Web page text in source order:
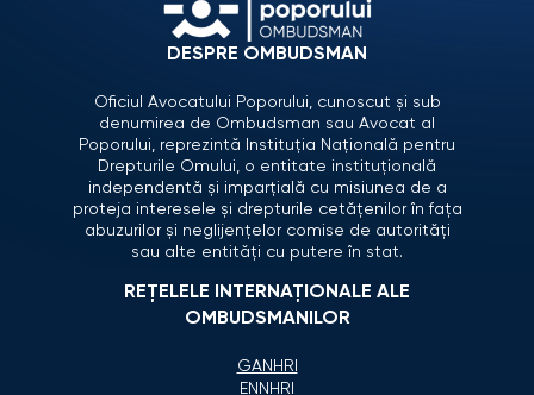
DESPRE OMBUDSMAN
Oficiul Avocatului Poporului, cunoscut și sub
denumirea de Ombudsman sau Avocat al
Poporului, reprezintă Instituția Națională pentru
Drepturile Omului, o entitate instituțională
independentă și imparțială cu misiunea de a
proteja interesele și drepturile cetățenilor în fața
abuzurilor și neglijențelor comise de autorități
sau alte entități cu putere în stat.
REȚELELE INTERNAȚIONALE ALE
OMBUDSMANILOR
GANHRI
ENNHRI